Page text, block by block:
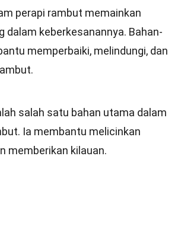
perapi rambut memainkan
dalam keberkesanannya. Bahan-
memperbaiki, melindungi, dan
salah satu bahan utama dalam
Ia membantu melicinkan
memberikan kilauan.